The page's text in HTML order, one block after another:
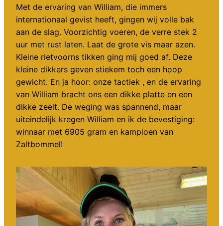
Met de ervaring van William, die immers
internationaal gevist heeft, gingen wij volle bak
aan de slag. Voorzichtig voeren, de verre stek 2
uur met rust laten. Laat de grote vis maar azen.
Kleine rietvoorns tikken ging mij goed af. Deze
kleine dikkers geven stiekem toch een hoop
gewicht. En ja hoor: onze tactiek , en de ervaring
van William bracht ons een dikke platte en een
dikke zeelt. De weging was spannend, maar
uiteindelijk kregen William en ik de bevestiging:
winnaar met 6905 gram en kampioen van
Zaltbommel!